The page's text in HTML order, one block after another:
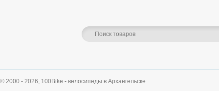
© 2000 - 2026, 100Bike - велосипеды в Архангельске